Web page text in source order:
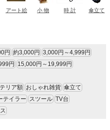
円 約3,000円 3,000円～4,999円
円
15,000円～19,999円
リア額 おしゃれ雑貨 傘立て
テイラー スツール TV台